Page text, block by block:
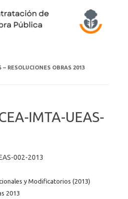
– RESOLUCIONES OBRAS 2013
IMTA-UEAS-
002-2013
y Modificatorios (2013)
2013